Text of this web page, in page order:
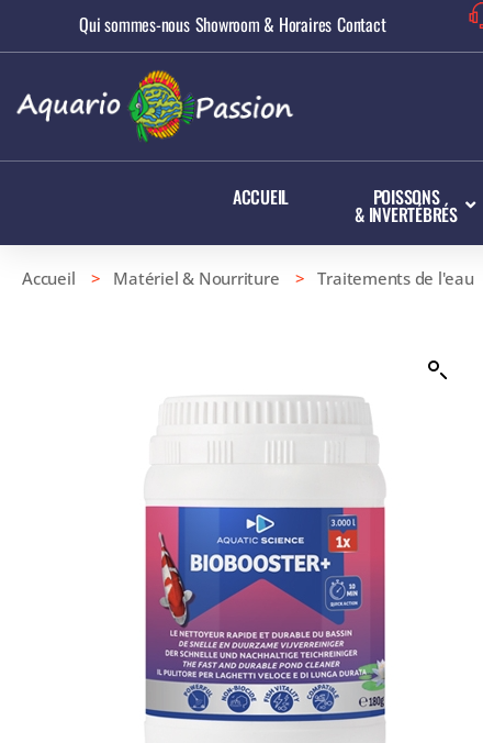
Qui sommes-nous Showroom & Horaires Contact
ACCUEIL POISSONS
& INVERTÉBRÉS
Accueil > Matériel & Nourriture >Traitements de l'eau